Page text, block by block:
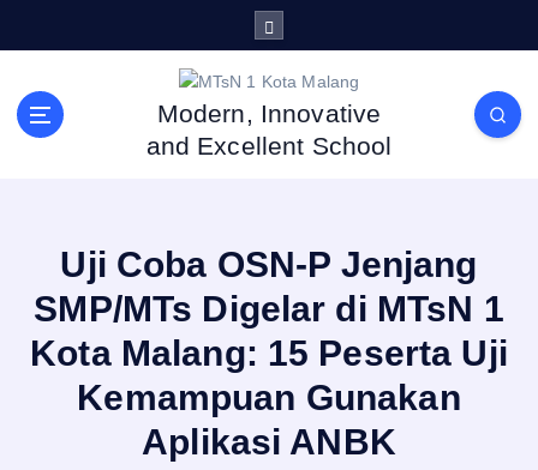
Modern, Innovative
and Excellent School
Uji Coba OSN-P Jenjang
SMP/MTs Digelar di MTsN 1
Kota Malang: 15 Peserta Uji
Kemampuan Gunakan
Aplikasi ANBK